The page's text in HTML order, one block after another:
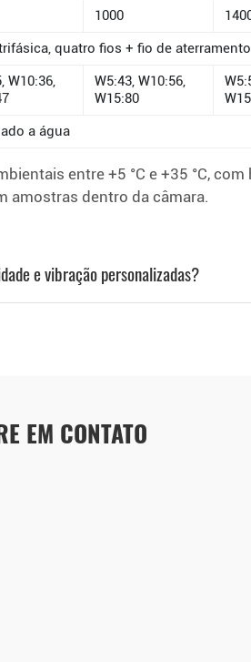
1000
quatro fios + fio de
W10:36,
W5:43, W10:56,
W15:80
a água
entre +5 °C e +35 °C,
amostras dentro da câmara.
e vibração personalizadas?
EM CONTATO